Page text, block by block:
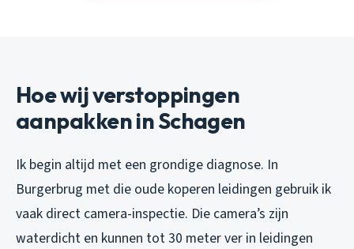
Hoe wij verstoppingen
aanpakken in Schagen
Ik begin altijd met een grondige diagnose. In
Burgerbrug met die oude koperen leidingen gebruik ik
vaak direct camera-inspectie. Die camera’s zijn
waterdicht en kunnen tot 30 meter ver in leidingen